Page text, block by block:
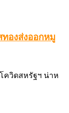
องส่งออกหมู
ควิดสหรัฐฯ น่าห